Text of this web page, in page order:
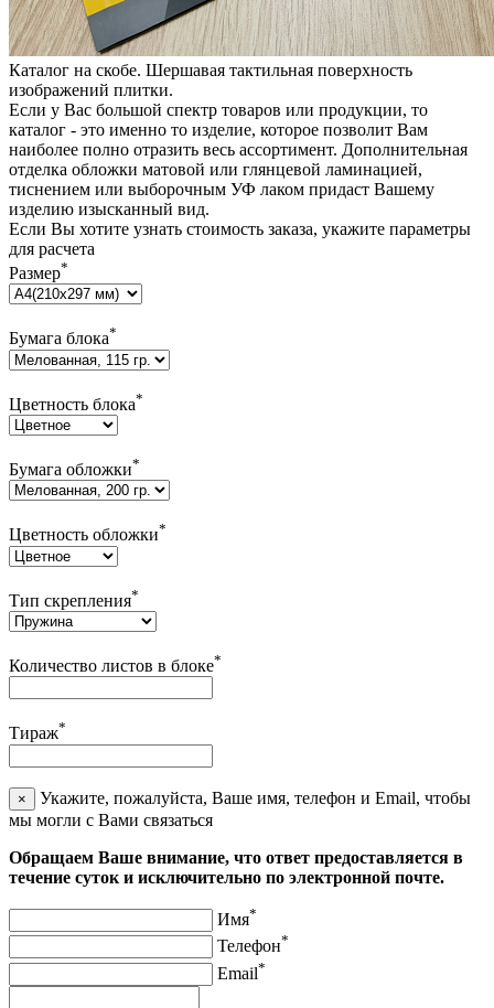
Каталог на скобе. Шершавая тактильная поверхность
изображений плитки.
Если у Вас большой спектр товаров или продукции, то
каталог - это именно то изделие, которое позволит Вам
наиболее полно отразить весь ассортимент. Дополнительная
отделка обложки матовой или глянцевой ламинацией,
тиснением или выборочным УФ лаком придаст Вашему
изделию изысканный вид.
Если Вы хотите узнать стоимость заказа, укажите параметры
для расчета
Размер*
Бумага блока*
Цветность блока*
Бумага обложки*
Цветность обложки*
Тип скрепления*
Количество листов в блоке*
Тираж*
×
Укажите, пожалуйста, Ваше имя, телефон и Email, чтобы
мы могли с Вами связаться
Обращаем Ваше внимание, что ответ предоставляется в
течение суток и исключительно по электронной почте.
Имя*
Телефон*
Email*